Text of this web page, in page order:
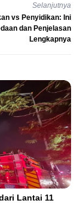
Selanjutnya
vs Penyidikan: Ini
dan Penjelasan
Lengkapnya
Lantai 11